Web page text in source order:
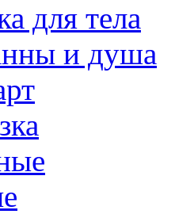
для тела
и душа